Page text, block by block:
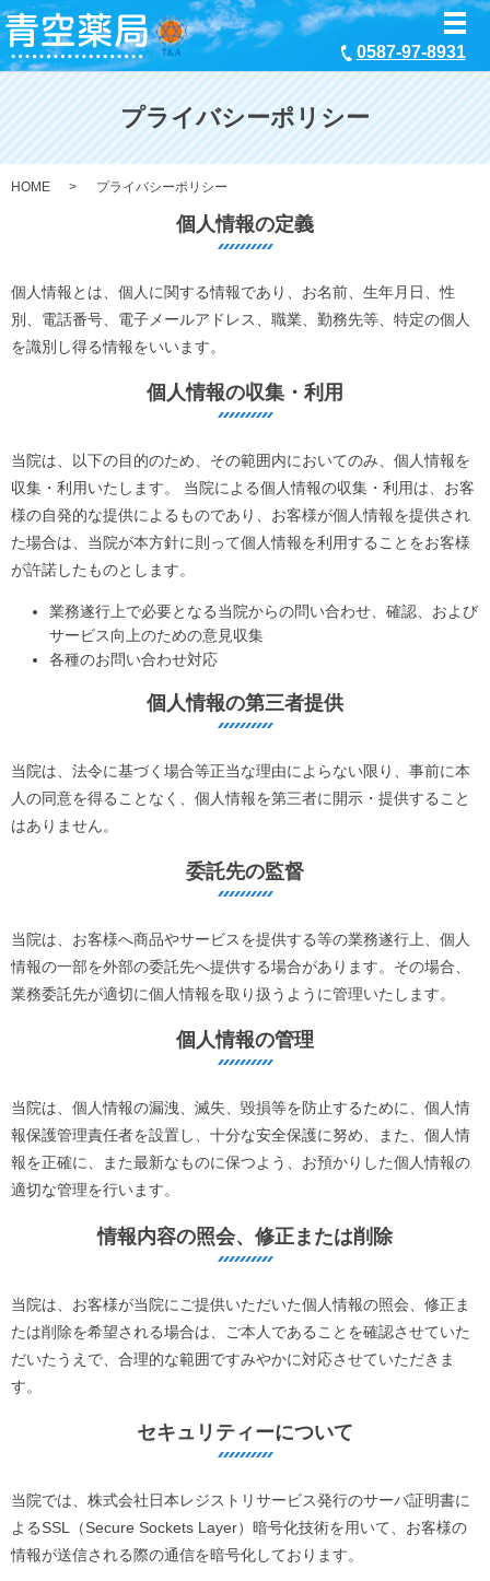
0587-97-8931
メ
プライバシーポリシー
HOME プライバシーポリシー
個人情報の定義
個人情報とは、個人に関する情報であり、お名前、生年月日、性
別、電話番号、電子メールアドレス、職業、勤務先等、特定の個人
を識別し得る情報をいいます。
個人情報の収集・利用
当院は、以下の目的のため、その範囲内においてのみ、個人情報を
収集・利用いたします。 当院による個人情報の収集・利用は、お客
様の自発的な提供によるものであり、お客様が個人情報を提供され
た場合は、当院が本方針に則って個人情報を利用することをお客様
が許諾したものとします。
業務遂行上で必要となる当院からの問い合わせ、確認、および
サービス向上のための意見収集
各種のお問い合わせ対応
個人情報の第三者提供
当院は、法令に基づく場合等正当な理由によらない限り、事前に本
人の同意を得ることなく、個人情報を第三者に開示・提供すること
はありません。
委託先の監督
当院は、お客様へ商品やサービスを提供する等の業務遂行上、個人
情報の一部を外部の委託先へ提供する場合があります。その場合、
業務委託先が適切に個人情報を取り扱うように管理いたします。
個人情報の管理
当院は、個人情報の漏洩、滅失、毀損等を防止するために、個人情
報保護管理責任者を設置し、十分な安全保護に努め、また、個人情
報を正確に、また最新なものに保つよう、お預かりした個人情報の
適切な管理を行います。
情報内容の照会、修正または削除
当院は、お客様が当院にご提供いただいた個人情報の照会、修正ま
たは削除を希望される場合は、ご本人であることを確認させていた
だいたうえで、合理的な範囲ですみやかに対応させていただきま
す。
セキュリティーについて
当院では、株式会社日本レジストリサービス発行のサーバ証明書に
よるSSL（Secure Sockets Layer）暗号化技術を用いて、お客様の
情報が送信される際の通信を暗号化しております。